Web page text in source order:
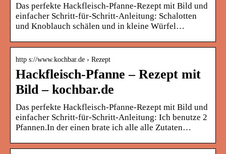
Das perfekte Hackfleisch-Pfanne-Rezept mit Bild und
einfacher Schritt-für-Schritt-Anleitung: Schalotten
und Knoblauch schälen und in kleine Würfel…
http s://www.kochbar.de › Rezept
Hackfleisch-Pfanne – Rezept mit
Bild – kochbar.de
Das perfekte Hackfleisch-Pfanne-Rezept mit Bild und
einfacher Schritt-für-Schritt-Anleitung: Ich benutze 2
Pfannen.In der einen brate ich alle alle Zutaten…